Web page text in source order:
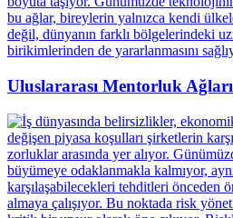
Uluslararası Mentorluk Ağları